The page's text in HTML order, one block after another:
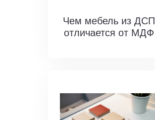
Чем мебель из ДСП
отличается от МДФ